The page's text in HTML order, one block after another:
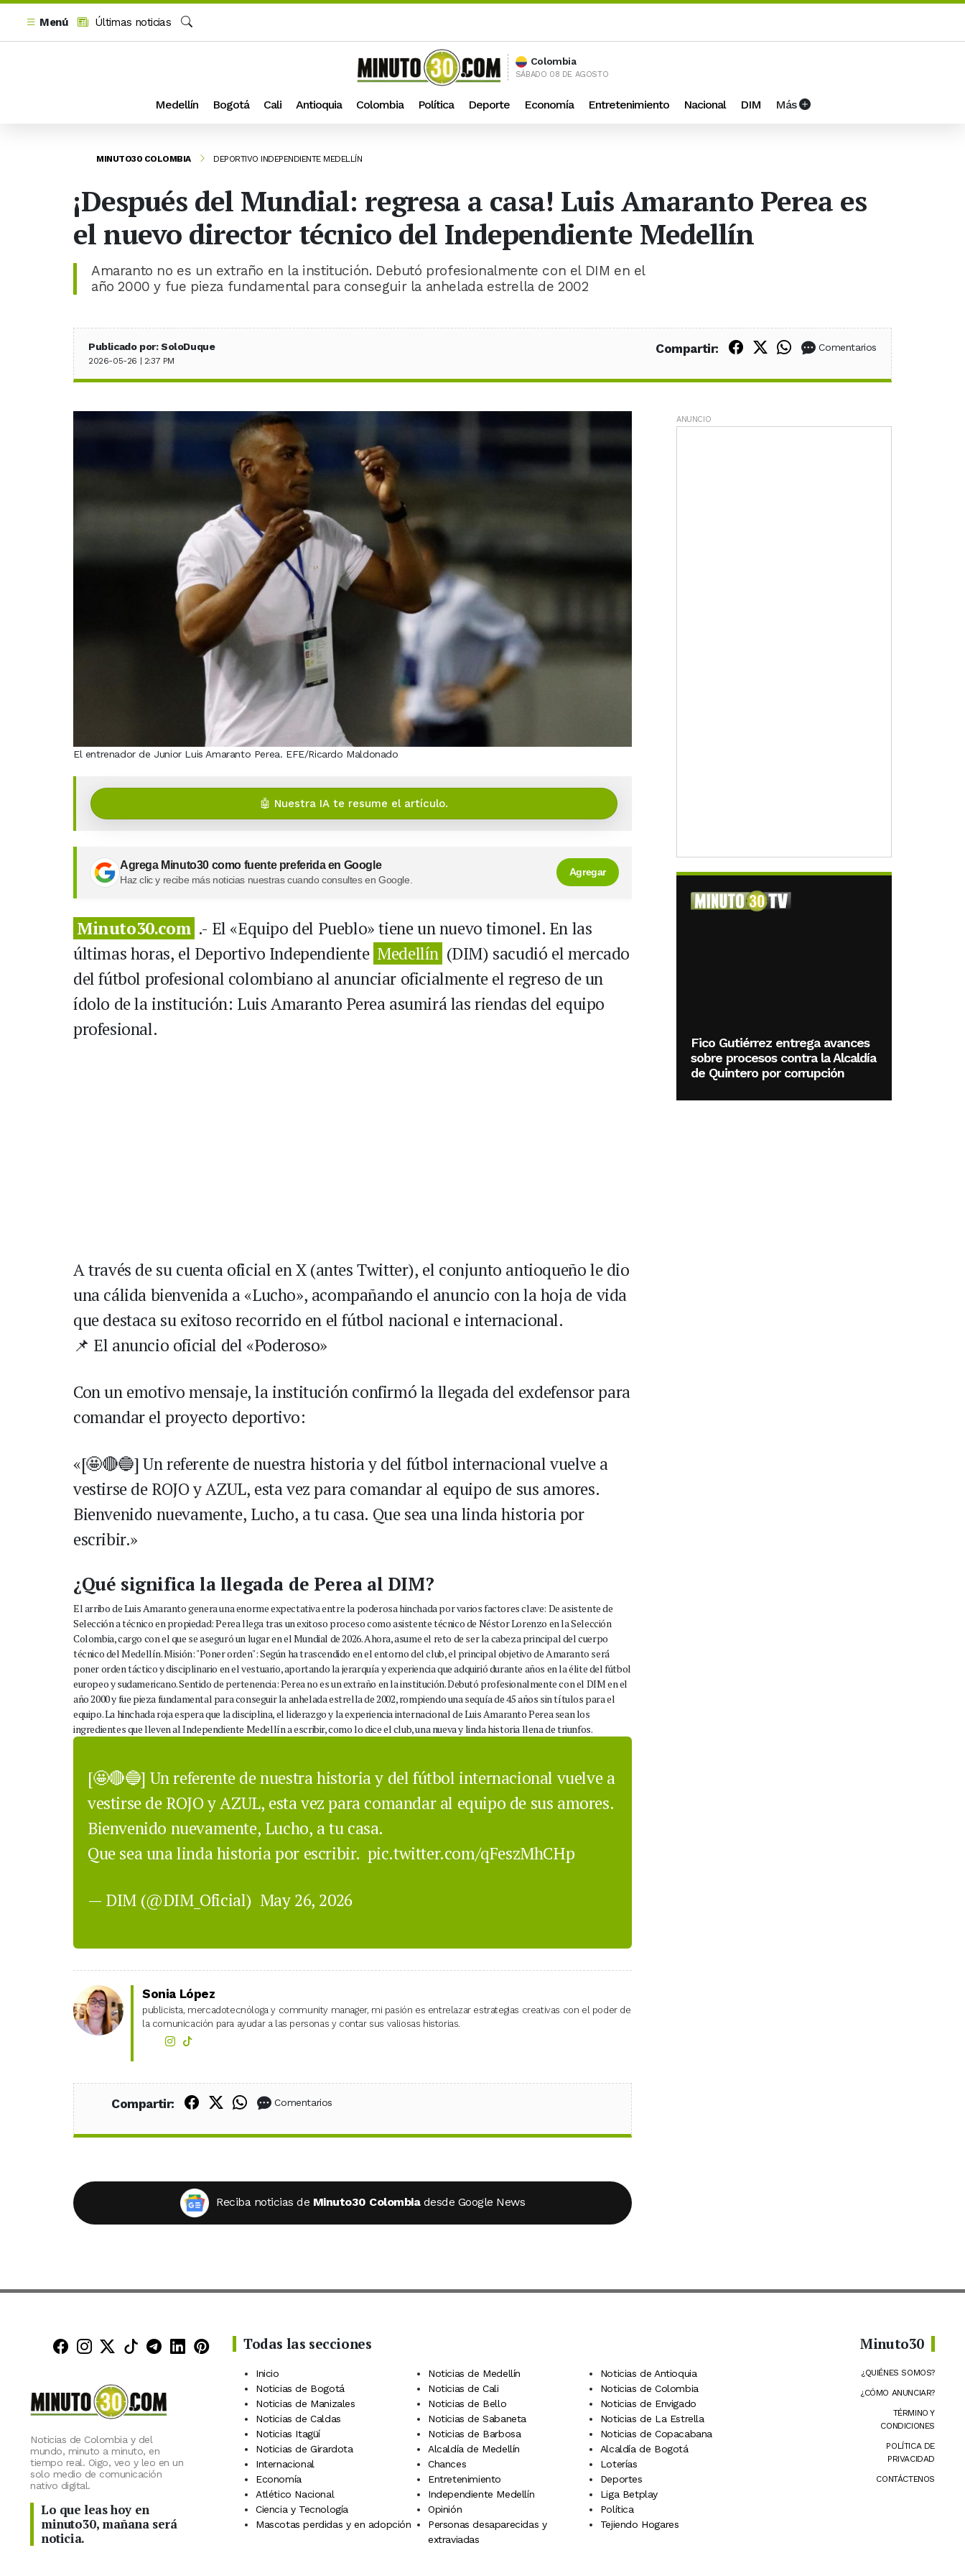
Menú
Últimas noticias
Buscar
Colombia
SÁBADO 08 DE AGOSTO
Medellín Bogotá Cali Antioquia Colombia Política Deporte Economía Entretenimiento Nacional DIM Más
MINUTO30 COLOMBIA DEPORTIVO INDEPENDIENTE MEDELLÍN
¡Después del Mundial: regresa a casa! Luis Amaranto Perea es
el nuevo director técnico del Independiente Medellín
Amaranto no es un extraño en la institución. Debutó profesionalmente con el DIM en el
año 2000 y fue pieza fundamental para conseguir la anhelada estrella de 2002
Publicado por: SoloDuque
2026-05-26 | 2:37 PM
Compartir: Compartir en Facebook
Compartir en X (Twitter)
Compartir en WhatsApp
Comentarios
El entrenador de Junior Luis Amaranto Perea. EFE/Ricardo Maldonado
🤖 Nuestra IA te resume el artículo.
Agrega Minuto30 como fuente preferida en Google
Haz clic y recibe más noticias nuestras cuando consultes en Google.
Agregar
Minuto30.com .- El «Equipo del Pueblo» tiene un nuevo timonel. En las
últimas horas, el Deportivo Independiente Medellín (DIM) sacudió el mercado
del fútbol profesional colombiano al anunciar oficialmente el regreso de un
ídolo de la institución: Luis Amaranto Perea asumirá las riendas del equipo
profesional.
A través de su cuenta oficial en X (antes Twitter), el conjunto antioqueño le dio
una cálida bienvenida a «Lucho», acompañando el anuncio con la hoja de vida
que destaca su exitoso recorrido en el fútbol nacional e internacional.
📌 El anuncio oficial del «Poderoso»
Con un emotivo mensaje, la institución confirmó la llegada del exdefensor para
comandar el proyecto deportivo:
«[🤩🔴🔵] Un referente de nuestra historia y del fútbol internacional vuelve a
vestirse de ROJO y AZUL, esta vez para comandar al equipo de sus amores.
Bienvenido nuevamente, Lucho, a tu casa. Que sea una linda historia por
escribir.»
¿Qué significa la llegada de Perea al DIM?
El arribo de Luis Amaranto genera una enorme expectativa entre la poderosa hinchada por varios factores clave: De asistente de
Selección a técnico en propiedad: Perea llega tras un exitoso proceso como asistente técnico de Néstor Lorenzo en la Selección
Colombia, cargo con el que se aseguró un lugar en el Mundial de 2026. Ahora, asume el reto de ser la cabeza principal del cuerpo
técnico del Medellín. Misión: "Poner orden": Según ha trascendido en el entorno del club, el principal objetivo de Amaranto será
poner orden táctico y disciplinario en el vestuario, aportando la jerarquía y experiencia que adquirió durante años en la élite del fútbol
europeo y sudamericano. Sentido de pertenencia: Perea no es un extraño en la institución. Debutó profesionalmente con el DIM en el
año 2000 y fue pieza fundamental para conseguir la anhelada estrella de 2002, rompiendo una sequía de 45 años sin títulos para el
equipo. La hinchada roja espera que la disciplina, el liderazgo y la experiencia internacional de Luis Amaranto Perea sean los
ingredientes que lleven al Independiente Medellín a escribir, como lo dice el club, una nueva y linda historia llena de triunfos.
[🤩🔴🔵] Un referente de nuestra historia y del fútbol internacional vuelve a
vestirse de ROJO y AZUL, esta vez para comandar al equipo de sus amores.
Bienvenido nuevamente, Lucho, a tu casa.
Que sea una linda historia por escribir. pic.twitter.com/qFeszMhCHp
— DIM (@DIM_Oficial) May 26, 2026
Sonia López
publicista, mercadotecnóloga y community manager, mi pasión es entrelazar estrategias creativas con el poder de
la comunicación para ayudar a las personas y contar sus valiosas historias.
Compartir: Compartir en Facebook
Compartir en X (Twitter)
Compartir en WhatsApp
Comentarios
Reciba noticias de Minuto30 Colombia desde Google News
ANUNCIO
Fico Gutiérrez entrega avances
sobre procesos contra la Alcaldía
de Quintero por corrupción
Minuto30 en Facebook
Minuto30 en Instagram
Minuto30 en X (Twitter)
Minuto30 en TikTok
Canal de Minuto30 en Telegram
Minuto30 en LinkedIn
Minuto30 en Pinterest
Noticias de Colombia y del
mundo, minuto a minuto, en
tiempo real. Oigo, veo y leo en un
solo medio de comunicación
nativo digital.
Lo que leas hoy en
minuto30, mañana será
noticia.
Todas las secciones
Inicio Noticias de Medellín
Noticias de Antioquia
Noticias de Bogotá
Noticias de Cali
Noticias de Colombia
Noticias de Manizales
Noticias de Bello
Noticias de Envigado
Noticias de Caldas
Noticias de Sabaneta
Noticias de La Estrella
Noticias Itagüí
Noticias de Barbosa
Noticias de Copacabana
Noticias de Girardota
Alcaldía de Medellín
Alcaldía de Bogotá
Internacional
Chances
Loterías
Economía
Entretenimiento
Deportes
Atlético Nacional
Independiente Medellín
Liga Betplay
Ciencia y Tecnología
Opinión
Política
Mascotas perdidas y en adopción
Personas desaparecidas y
extraviadas
Tejiendo Hogares
Minuto30
¿QUIÉNES SOMOS?
¿CÓMO ANUNCIAR?
TÉRMINO Y
CONDICIONES
POLÍTICA DE
PRIVACIDAD
CONTÁCTENOS